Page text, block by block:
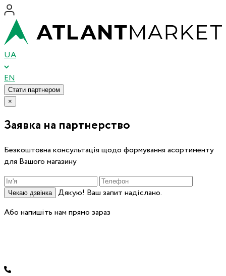
UA
EN
Стати партнером
×
Заявка на партнерство
Безкоштовна консультація щодо формування асортименту
для Вашого магазину
Чекаю дзвінка
Дякую! Ваш запит надіслано.
Або напишіть нам прямо зараз